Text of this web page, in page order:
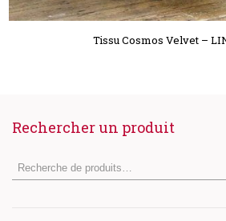
Tissu Cosmos Velvet –
Rechercher un produit